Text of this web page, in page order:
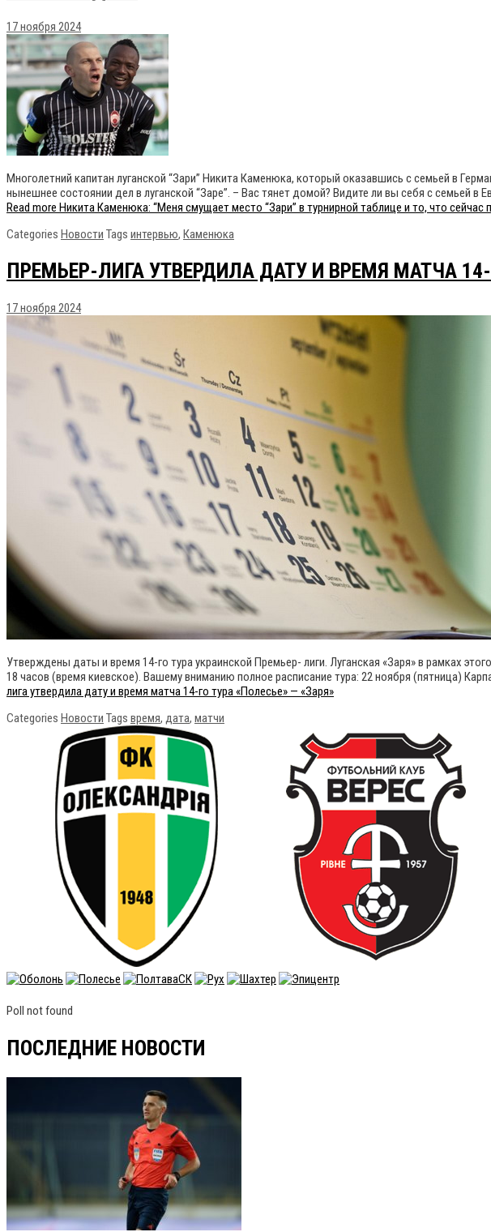
17 ноября 2024
Многолетний капитан луганской “Зари” Никита Каменюка, который оказавшись с семьей в
нынешнее состоянии дел в луганской “Заре”. – Вас тянет домой? Видите ли вы себя с семьей в
Read more Никита Каменюка: “Меня смущает место “Зари” в турнирной таблице и то, что сейчас
Categories Новости Tags интервью, Каменюка
ПРЕМЬЕР-ЛИГА УТВЕРДИЛА ДАТУ И ВРЕМЯ МАТЧА
17 ноября 2024
Утверждены даты и время 14-го тура украинской Премьер- лиги. Луганская «Заря» в рамках
18 часов (время киевское). Вашему вниманию полное расписание тура: 22 ноября (пятница)
лига утвердила дату и время матча 14-го тура «Полесье» — «Заря»
Categories Новости Tags время, дата, матчи
Poll not found
ПОСЛЕДНИЕ НОВОСТИ